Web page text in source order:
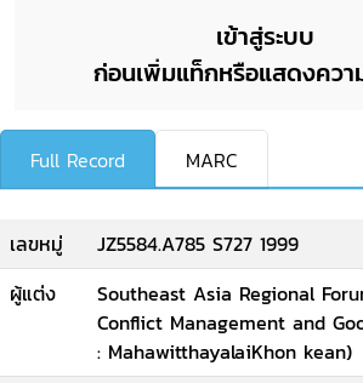
เข้าสู่ระบบ
ก่อนเพิ่มแท็กหรือแสดงควา
Full Record MARC
เลขหมู่
JZ5584.A785 S727 1999
ผู้แต่ง
Southeast Asia Regional
Conflict Management and
: MahawitthayalaiKhon kean)